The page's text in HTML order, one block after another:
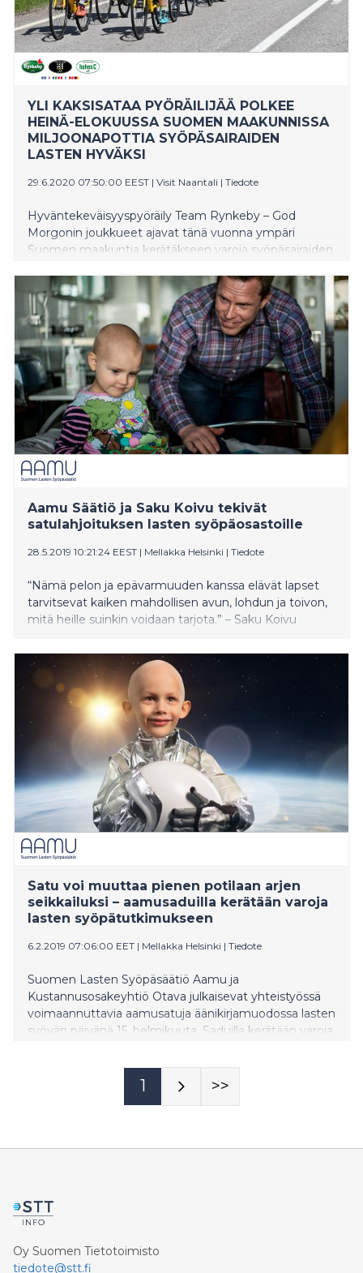
YLI KAKSISATAA PYÖRÄILIJÄÄ POLKEE
HEINÄ-ELOKUUSSA SUOMEN MAAKUNNISSA
MILJOONAPOTTIA SYÖPÄSAIRAIDEN
LASTEN HYVÄKSI
29.6.2020 07:50:00 EEST | Visit Naantali | Tiedote
Hyväntekeväisyyspyöräily Team Rynkeby – God
Morgonin joukkueet ajavat tänä vuonna ympäri
Suomen maakuntia kerätäkseen varoja syöpäsairaiden
Suomesta Pariisiin, mutta tänä vuonna koronaviruksen
aiheuttaman pandemian takia Suomen eri kaupunkien
joukkueet polkevat omat “Tour de Finlandinsa”. Kaikki
kahdeksan joukkuetta kiertävät itse suunnittelemansa
reitin, jonka varrella tuetaan paikallisia matkailu- ja
ravintolayrittäjiä. Pyöräilijöitä Suomessa on liki
kolmesataa, joista suurin osa osallistuu myös kotimaan
kierroksille.
Aamu Säätiö ja Saku Koivu tekivät
satulahjoituksen lasten syöpäosastoille
28.5.2019 10:21:24 EEST | Mellakka Helsinki | Tiedote
“Nämä pelon ja epävarmuuden kanssa elävät lapset
tarvitsevat kaiken mahdollisen avun, lohdun ja toivon,
mitä heille suinkin voidaan tarjota.” – Saku Koivu
Satu voi muuttaa pienen potilaan arjen
seikkailuksi – aamusaduilla kerätään varoja
lasten syöpätutkimukseen
6.2.2019 07:06:00 EET | Mellakka Helsinki | Tiedote
Suomen Lasten Syöpäsäätiö Aamu ja
Kustannusosakeyhtiö Otava julkaisevat yhteistyössä
voimaannuttavia aamusatuja äänikirjamuodossa lasten
syövän päivänä 15. helmikuuta. Saduilla kerätään varoja
1 >>
Oy Suomen Tietotoimisto
tiedote@stt.fi